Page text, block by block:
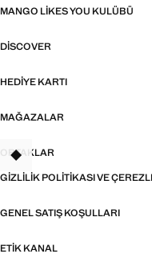
MANGO LIKES YOU KULÜBÜ
DISCOVER
HEDIYE KARTI
MAĞAZALAR
ORTAKLAR
GIZLILIK POLITIKASI VE
GENEL SATIŞ KOŞULLARI
ETIK KANAL